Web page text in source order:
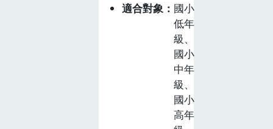
適合對象
國小
低年
級、
國小
中年
級、
國小
高年